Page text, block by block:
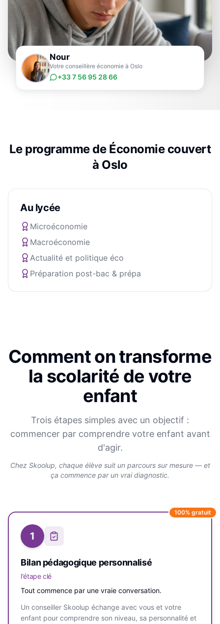
Nour
Votre conseillère économie à Oslo
+33 7 56 95 28 66
Le programme de Économiecouvert
à Oslo
Au lycée
Microéconomie
Macroéconomie
Actualité et politique éco
Préparation post-bac & prépa
Comment on transforme
la scolarité de votre
enfant
Trois étapes simples avec un objectif :
commencer par comprendre votre enfant avant
d'agir.
Chez Skoolup, chaque élève suit un parcours sur mesure — et
ça commence par un vrai diagnostic.
100% gratuit
1
Bilan pédagogique personnalisé
l'étape clé
Tout commence par une vraie conversation.
Un conseiller Skoolup échange avec vous et votre
enfant pour comprendre son niveau, sa personnalité et